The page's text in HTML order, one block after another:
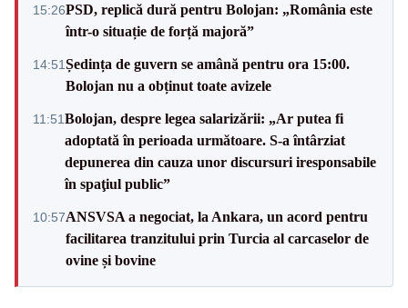
15:26PSD, replică dură pentru Bolojan: „România este
într-o situație de forță majoră”
14:51Ședința de guvern se amână pentru ora 15:00.
Bolojan nu a obținut toate avizele
11:51Bolojan, despre legea salarizării: „Ar putea fi
adoptată în perioada următoare. S-a întârziat
depunerea din cauza unor discursuri iresponsabile
în spaţiul public”
10:57ANSVSA a negociat, la Ankara, un acord pentru
facilitarea tranzitului prin Turcia al carcaselor de
ovine și bovine